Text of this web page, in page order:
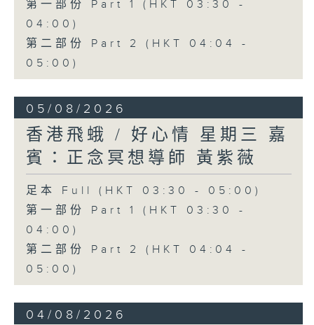
第一部份 Part 1 (HKT 03:30 -
04:00)
第二部份 Part 2 (HKT 04:04 -
05:00)
05/08/2026
香港飛蛾 / 好心情 星期三 嘉
賓：正念冥想導師 黃紫薇
足本 Full (HKT 03:30 - 05:00)
第一部份 Part 1 (HKT 03:30 -
04:00)
第二部份 Part 2 (HKT 04:04 -
05:00)
04/08/2026